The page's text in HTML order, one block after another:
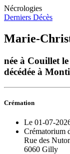
Nécrologies
Derniers Décès
Marie-
née à Couillet
décédée à
Crémation
Le 01-07-
Crématorium
Rue des
6060 Gilly